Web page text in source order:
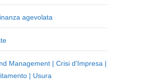
agevolata
Management | Crisi d'Impresa |
| Usura